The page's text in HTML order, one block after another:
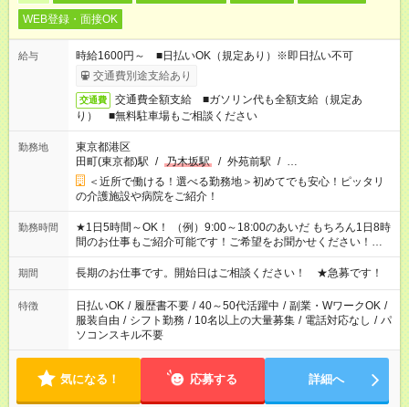
WEB登録・面接OK
給与
時給1600円～ ■日払いOK（規定あり）※即日払い不可
交通費別途支給あり
交通費
交通費全額支給 ■ガソリン代も全額支給（規定あ
り） ■無料駐車場もご相談ください
勤務地
東京都港区
田町(東京都)駅 / 乃木坂駅 / 外苑前駅 / …
＜近所で働ける！選べる勤務地＞初めてでも安心！ピッタリ
の介護施設や病院をご紹介！
勤務時間
★1日5時間～OK！ （例）9:00～18:00のあいだ もちろん1日8時
間のお仕事もご紹介可能です！ご希望をお聞かせください！★家
庭の都合でお休みが必要な場合も遠慮なくご相談ください。 ※
週最低15時間以上の勤務が必要です
期間 長期のお仕事です。開始日はご相談ください！ ★急募です！
特徴 日払いOK / 履歴書不要 / 40～50代活躍中 / 副業・WワークOK /
服装自由 / シフト勤務 / 10名以上の大量募集 / 電話対応なし / パ
ソコンスキル不要
気になる！ 応募する 詳細へ